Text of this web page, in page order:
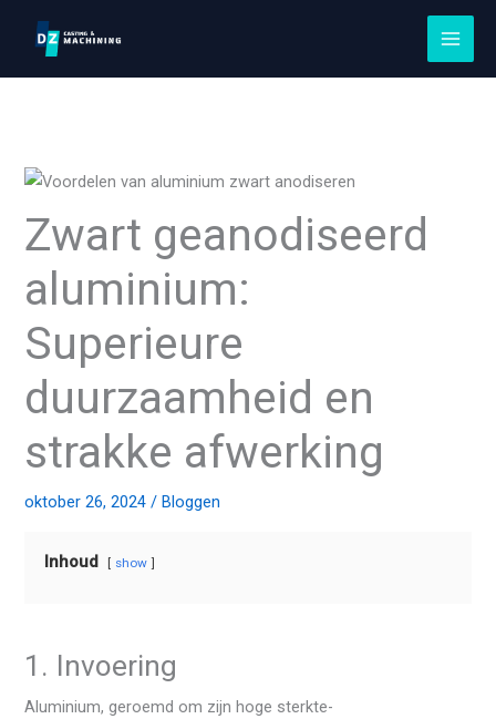
de
Zwart geanodiseerd
aluminium:
Superieure
duurzaamheid en
strakke afwerking
oktober 26, 2024/Bloggen
Inhoud show
1. Invoering
Aluminium, geroemd om zijn hoge sterkte-